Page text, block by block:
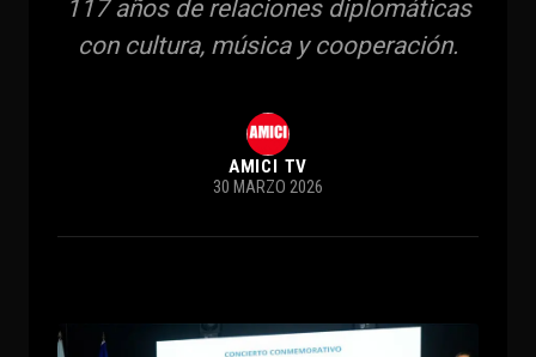
117 años de relaciones diplomáticas
con cultura, música y cooperación.
AMICI TV
30 MARZO 2026